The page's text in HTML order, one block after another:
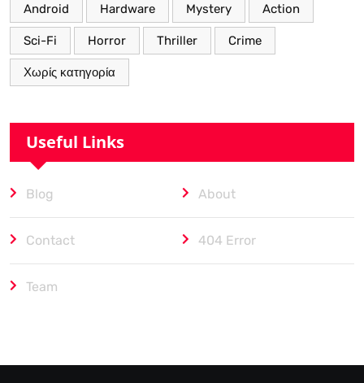
Android Hardware Mystery Action
Sci-Fi Horror Thriller Crime
Χωρίς κατηγορία
Useful Links
Blog About
Contact 404 Error
Team